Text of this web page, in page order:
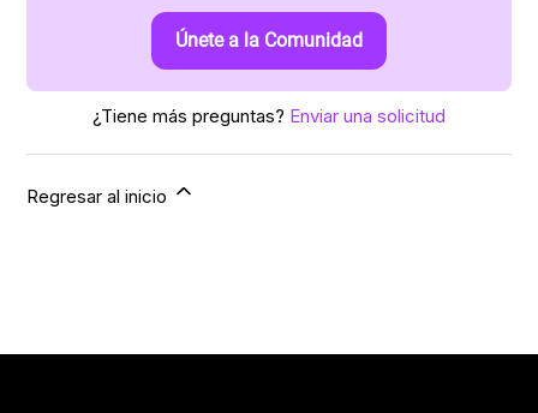
Únete a la Comunidad
¿Tiene más preguntas? Enviar una solicitud
Regresar al inicio